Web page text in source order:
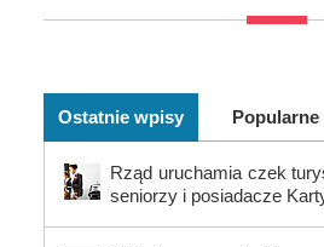
Ostatnie wpisy Popularne
Rząd uruchamia czek
seniorzy i posiadacze